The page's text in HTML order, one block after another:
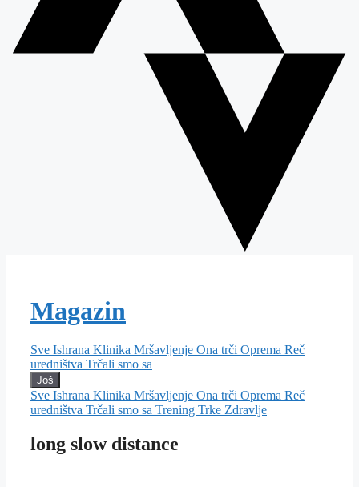
Magazin
Sve Ishrana Klinika Mršavljenje Ona trči Oprema Reč
uredništva Trčali smo sa
Još
Sve Ishrana Klinika Mršavljenje Ona trči Oprema Reč
uredništva Trčali smo sa Trening Trke Zdravlje
long slow distance